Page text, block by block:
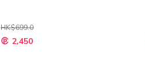
HK$699.0
2,450